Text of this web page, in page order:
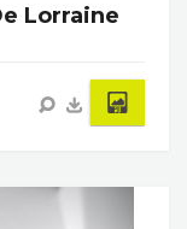
Lorraine